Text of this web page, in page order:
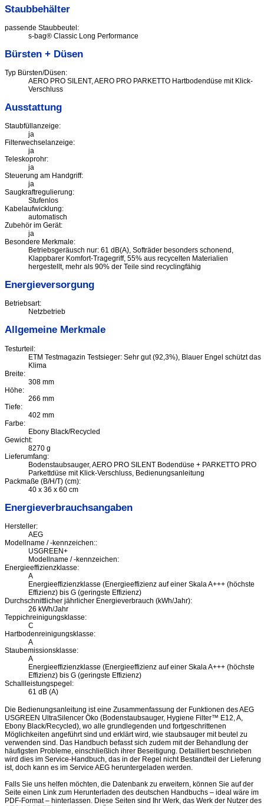
Staubbehälter
passende Staubbeutel:
s-bag® Classic Long Performance
Bürsten + Düsen
Typ Bürsten/Düsen:
AERO PRO SILENT, AERO PRO PARKETTO Hartbodendüse mit Klick-
Verschluss
Ausstattung
Staubfüllanzeige:
ja
Filterwechselanzeige:
ja
Teleskoprohr:
ja
Steuerung am Handgriff:
ja
Saugkraftregulierung:
Stufenlos
Kabelaufwicklung:
automatisch
Zubehör im Gerät:
ja
Besondere Merkmale:
Betriebsgeräusch nur: 61 dB(A), Softräder besonders schonend,
Klappbarer Komfort-Tragegriff, 55% aus recycelten Materialien
hergestellt, mehr als 90% der Teile sind recyclingfähig
Energieversorgung
Betriebsart:
Netzbetrieb
Allgemeine Merkmale
Testurteil:
ETM Testmagazin Testsieger: Sehr gut (92,3%), Blauer Engel schützt das
Klima
Breite:
308 mm
Höhe:
266 mm
Tiefe:
402 mm
Farbe:
Ebony Black/Recycled
Gewicht:
8270 g
Lieferumfang:
Bodenstaubsauger, AERO PRO SILENT Bodendüse + PARKETTO PRO
Parkettdüse mit Klick-Verschluss, Bedienungsanleitung
Packmaße (B/H/T) (cm):
40 x 36 x 60 cm
Energieverbrauchsangaben
Hersteller:
AEG
Modellname / -kennzeichen::
USGREEN+
Modellname / -kennzeichen:
Energieeffizienzklasse:
A
Energieeffizienzklasse (Energieeffizienz auf einer Skala A+++ (höchste
Effizienz) bis G (geringste Effizienz)
Durchschnittlicher jährlicher Energieverbrauch (kWh/Jahr):
26 kWh/Jahr
Teppichreinigungsklasse:
C
Hartbodenreinigungsklasse:
A
Staubemissionsklasse:
A
Energieeffizienzklasse (Energieeffizienz auf einer Skala A+++ (höchste
Effizienz) bis G (geringste Effizienz)
Schallleistungspegel:
61 dB (A)
Die Bedienungsanleitung ist eine Zusammenfassung der Funktionen des AEG
USGREEN UltraSilencer Öko (Bodenstaubsauger, Hygiene Filter™ E12, A,
Ebony Black/Recycled), wo alle grundlegenden und fortgeschrittenen
Möglichkeiten angeführt sind und erklärt wird, wie staubsauger mit beutel zu
verwenden sind. Das Handbuch befasst sich zudem mit der Behandlung der
häufigsten Probleme, einschließlich ihrer Beseitigung. Detailliert beschrieben
wird dies im Service-Handbuch, das in der Regel nicht Bestandteil der Lieferung
ist, doch kann es im Service AEG heruntergeladen werden.
Falls Sie uns helfen möchten, die Datenbank zu erweitern, können Sie auf der
Seite einen Link zum Herunterladen des deutschen Handbuchs – ideal wäre im
PDF-Format – hinterlassen. Diese Seiten sind Ihr Werk, das Werk der Nutzer des